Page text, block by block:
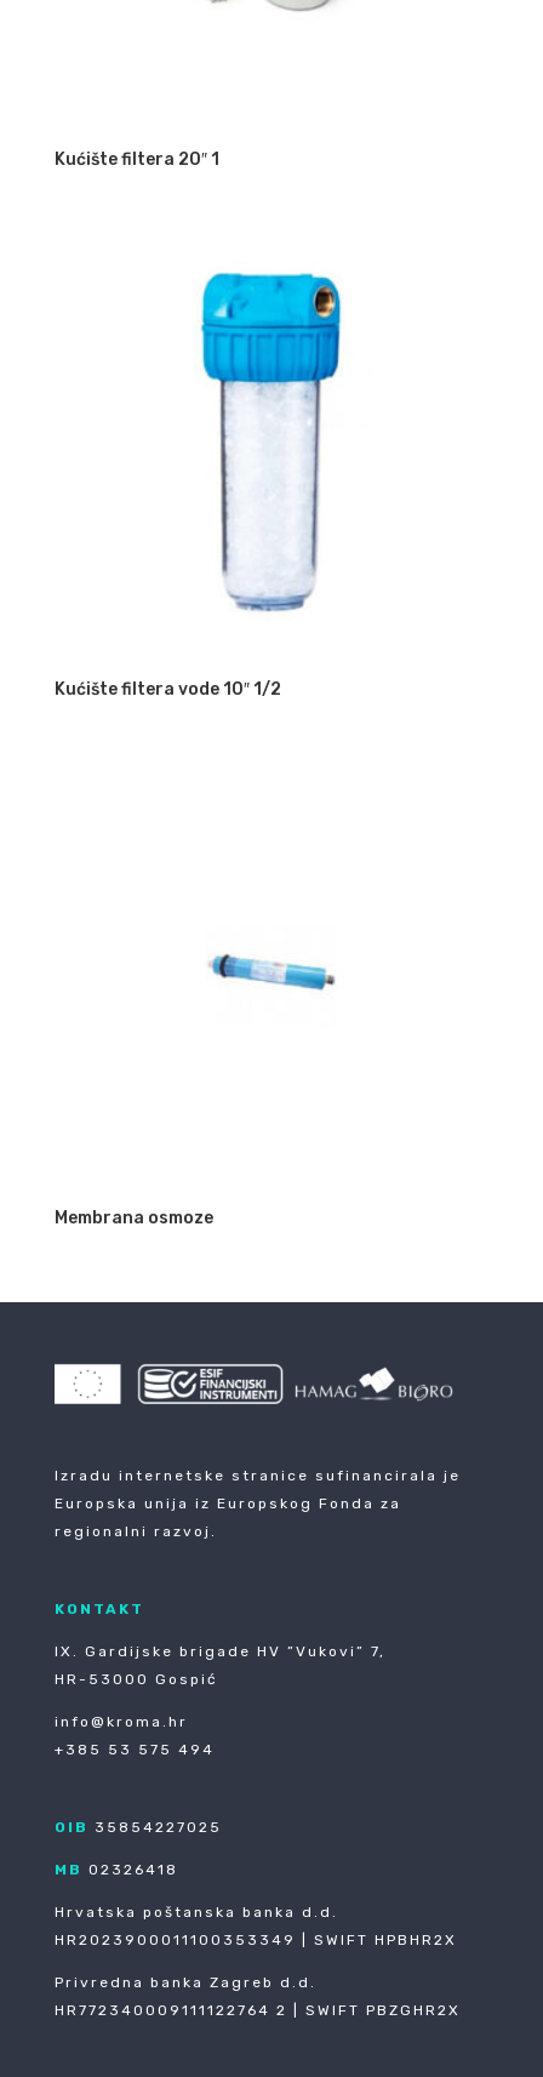
Kućište filtera 20″ 1
Kućište filtera vode 10″ 1/2
Membrana osmoze
Izradu internetske stranice sufinancirala je
Europska unija iz Europskog Fonda za
regionalni razvoj.
KONTAKT
IX. Gardijske brigade HV ”Vukovi” 7,
HR-53000 Gospić
info@kroma.hr
+385 53 575 494
OIB 35854227025
MB 02326418
Hrvatska poštanska banka d.d.
HR2023900011100353349 | SWIFT HPBHR2X
Privredna banka Zagreb d.d.
HR772340009111122764 2 | SWIFT PBZGHR2X